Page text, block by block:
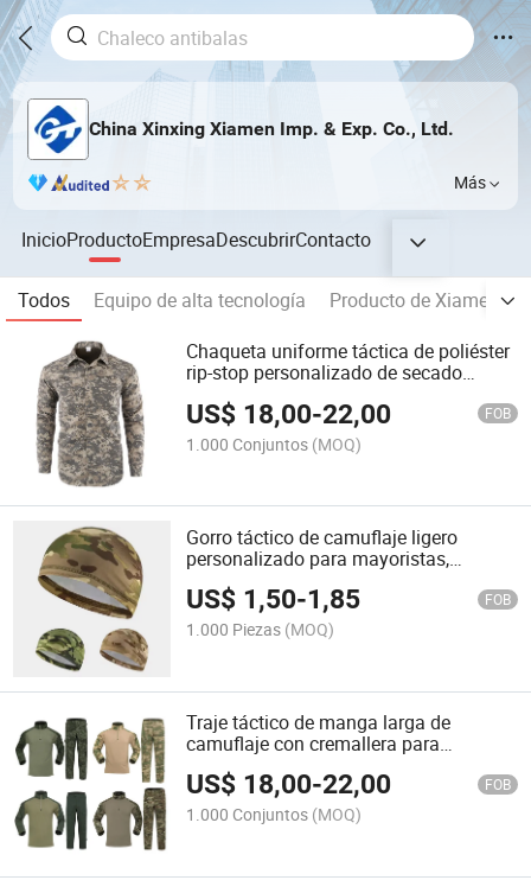
China Xinxing Xiamen Imp. & Exp. Co., Ltd.
Más
InicioProductoEmpresaDescubrirContacto
Todos Equipo de alta tecnología
Producto de Xiamen
Chaqueta uniforme táctica de poliéster
rip-stop personalizado de secado
US$ 18,00-22,00 FOB
1.000 Conjuntos (MOQ)
Gorro táctico de camuflaje ligero
personalizado para mayoristas,
invierno, frío
US$ 1,50-1,85 FOB
1.000 Piezas (MOQ)
Traje táctico de manga larga de
camuflaje con cremallera para
hombres en entrenamiento
US$ 18,00-22,00 FOB
1.000 Conjuntos (MOQ)